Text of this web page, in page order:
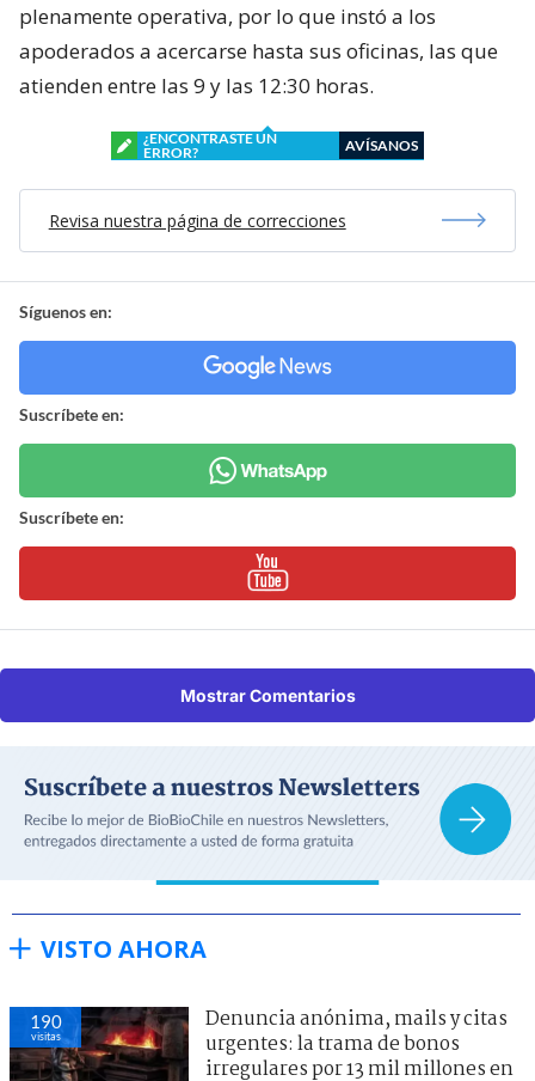
plenamente operativa, por lo que instó a los
apoderados a acercarse hasta sus oficinas, las que
atienden entre las 9 y las 12:30 horas.
¿ENCONTRASTE UN
ERROR?
AVÍSANOS
Revisa nuestra página de correcciones
Síguenos en:
Suscríbete en:
Suscríbete en:
Mostrar Comentarios
VISTO AHORA
190
visitas
Denuncia anónima, mails y citas
urgentes: la trama de bonos
irregulares por 13 mil millones en